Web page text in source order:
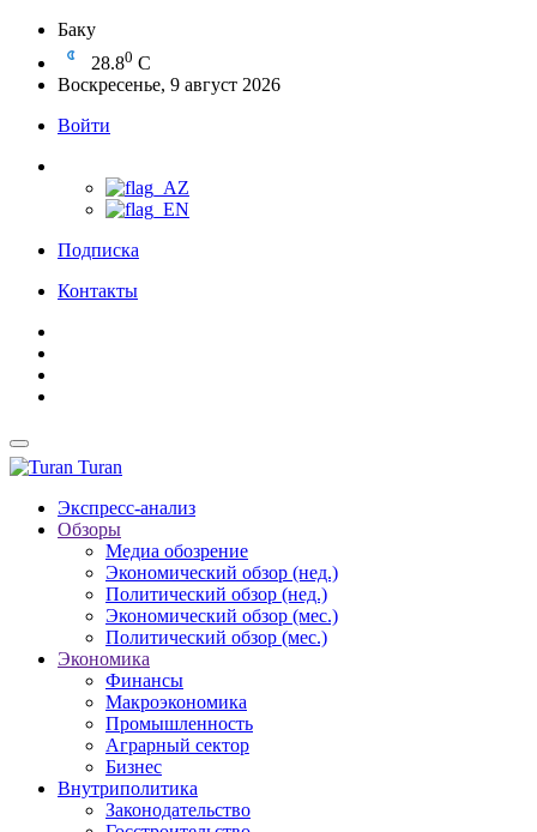
Баку
28.80 C
Воскресенье, 9 август 2026
Войти
Подписка
Контакты
Turan
Экспресс-анализ
Обзоры
Медиа обозрение
Экономический обзор (нед.)
Политический обзор (нед.)
Экономический обзор (мес.)
Политический обзор (мес.)
Экономика
Финансы
Макроэкономика
Промышленность
Аграрный сектор
Бизнес
Внутриполитика
Законодательство